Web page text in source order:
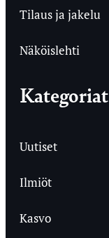
Tilaus ja jakelu
Näköislehti
Kategoriat
Uutiset
Ilmiöt
Kasvo